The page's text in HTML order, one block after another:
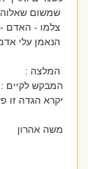
שמשום שאלוהים
צלמו - האדם -
הנאמן עלי
המלצה :
המבקש לקיים :
יקרא הגדה זו
משה אהרון